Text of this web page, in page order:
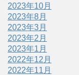
2023年10月
2023年8月
2023年3月
2023年2月
2023年1月
2022年12月
2022年11月